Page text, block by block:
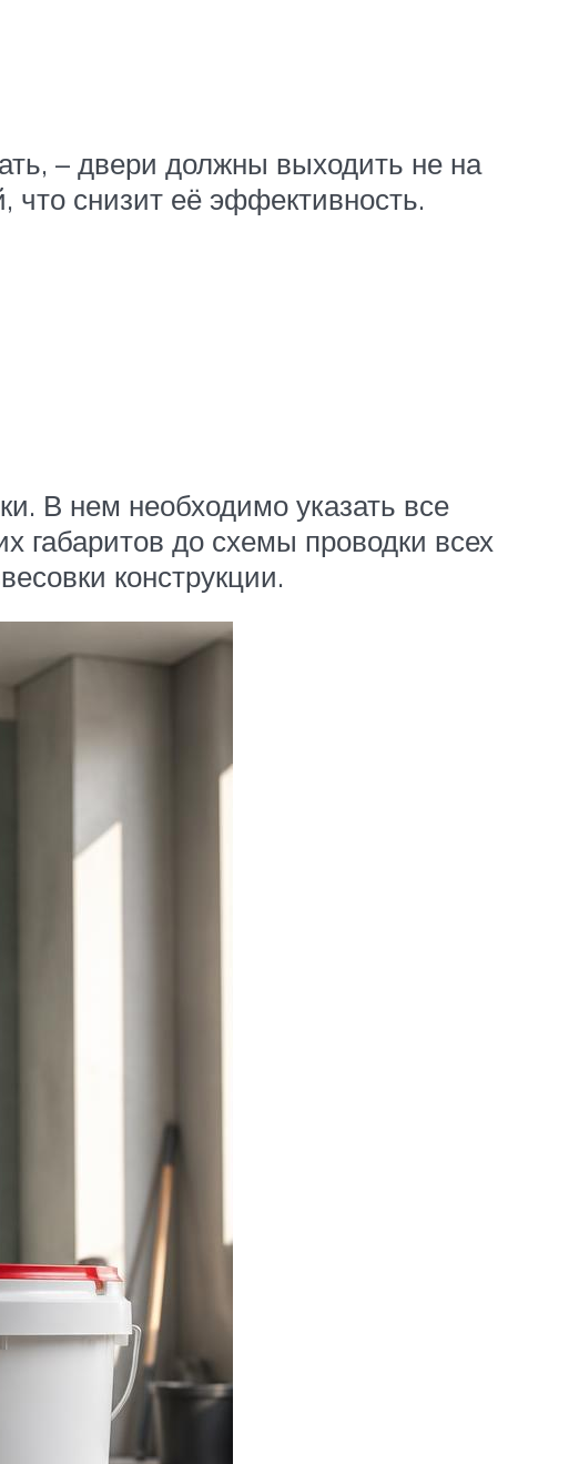
– двери должны выходить не на
что снизит её эффективность.
В нем необходимо указать все
габаритов до схемы проводки всех
конструкции.